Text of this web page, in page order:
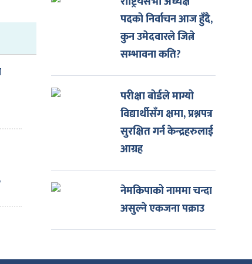
पदको निर्वाचन आज हुँदै,
कुन उमेदवारले जित्ने
सम्भावना कति?
परीक्षा बोर्डले माग्यो
विद्यार्थीसँग क्षमा, प्रश्नपत्र
सुरक्षित गर्न केन्द्रहरुलाई
आग्रह
नेमकिपाको नाममा चन्दा
असुल्ने एकजना पक्राउ